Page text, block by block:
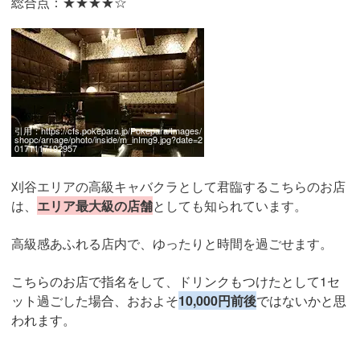
引用：https://cfs.pokepara.jp/Pokepara/Images/
shopc/arnage/photo/inside/m_inImg9.jpg?date=2
0171117192957
刈谷エリアの高級キャバクラとして君臨するこちらのお店
は、 エリア最大級の店舗としても知られています。
高級感あふれる店内で、ゆったりと時間を過ごせます。
こちらのお店で指名をして、ドリンクもつけたとして1セ
ット過ごした場合、おおよそ10,000円前後ではないかと思
われます。